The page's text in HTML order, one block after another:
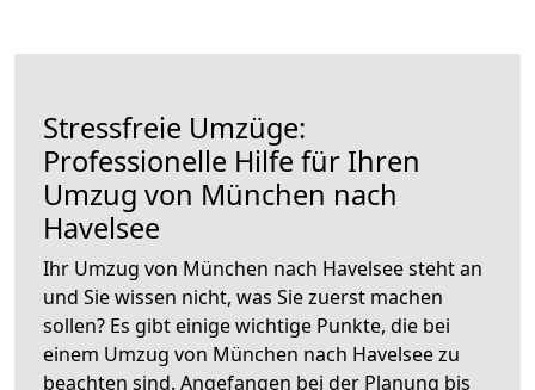
Stressfreie Umzüge:
Professionelle Hilfe für Ihren
Umzug von München nach
Havelsee
Ihr Umzug von München nach Havelsee steht an
und Sie wissen nicht, was Sie zuerst machen
sollen? Es gibt einige wichtige Punkte, die bei
einem Umzug von München nach Havelsee zu
beachten sind. Angefangen bei der Planung bis